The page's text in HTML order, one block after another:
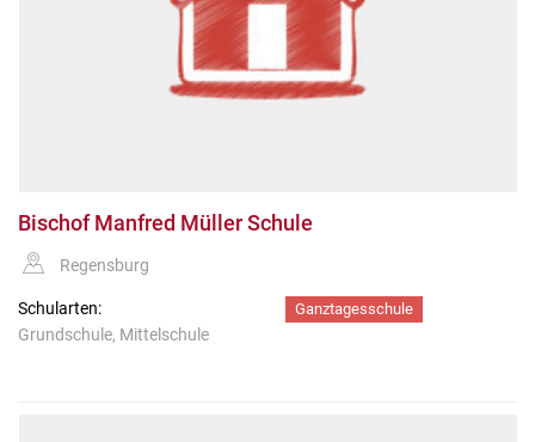
Bischof Manfred Müller Schule
Regensburg
Schularten:
Grundschule, Mittelschule
Ganztagesschule